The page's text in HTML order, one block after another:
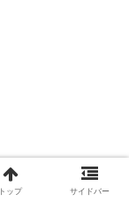
トップ サイドバー